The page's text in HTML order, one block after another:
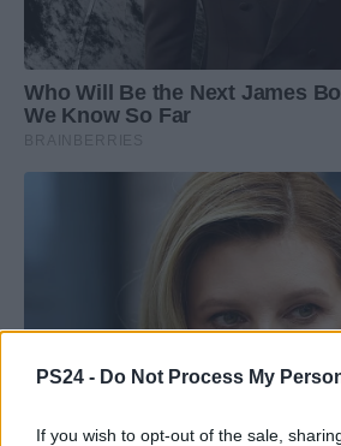
PS24 - Do Not Process My
If you wish to opt-out of the sale,